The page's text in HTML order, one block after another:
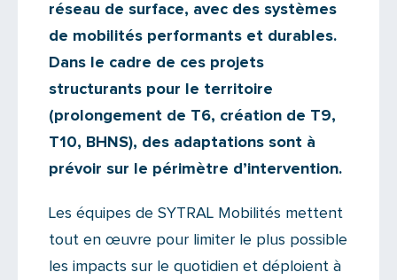
réseau de surface, avec des systèmes
de mobilités performants et durables.
Dans le cadre de ces projets
structurants pour le territoire
(prolongement de T6, création de T9,
T10, BHNS), des adaptations sont à
prévoir sur le périmètre d’intervention.
Les équipes de SYTRAL Mobilités mettent
tout en œuvre pour limiter le plus possible
les impacts sur le quotidien et déploient à